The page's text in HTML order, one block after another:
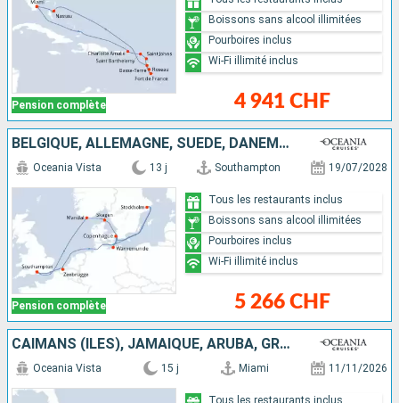
Pension complète 4 941 CHF
Boissons sans alcool illimitées
Pourboires inclus
Wi-Fi illimité inclus
BELGIQUE, ALLEMAGNE, SUÈDE, DANEMARK, NORVÈGE, ROYAUME-UNI
Pension complète
Oceania Vista 13 j Southampton 19/07/2028
5 266 CHF
Tous les restaurants inclus
Boissons sans alcool illimitées
Pourboires inclus
Wi-Fi illimité inclus
CAÏMANS (ÎLES), JAMAÏQUE, ARUBA, GRENADE, BARBADE, SAINTE-LUCIE, GUADELOUPE, ÉTATS-UNIS
Oceania Vista 15 j Miami 11/11/2026
Tous les restaurants inclus